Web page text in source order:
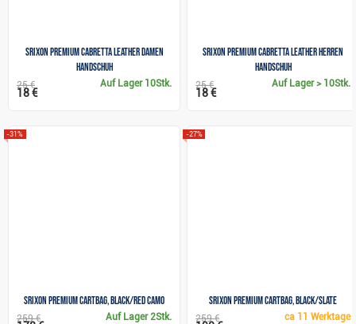
Srixon Premium Cabretta Leather Damen
Handschuh
Auf Lager 10Stk.
25 €
18 €
Srixon Premium Cabretta Leather Herren
Handschuh
Auf Lager> 10Stk.
25 €
18 €
Srixon Premium Cartbag, black/red camo
-31%
Auf Lager 2Stk.
259 €
Srixon Premium Cartbag, black/slate
-27%
ca 11 Werktage
259 €